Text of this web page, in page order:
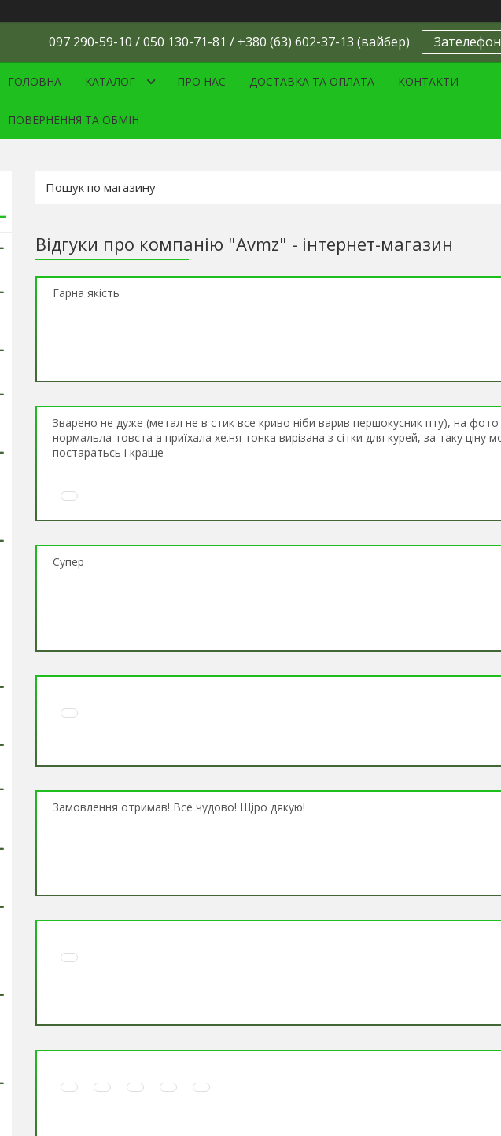
097 290-59-10 / 050 130-71-81 / +380 (63) 602-37-13 (вайбер)
ГОЛОВНА КАТАЛОГ ПРО НАС ДОСТАВКА ТА ОПЛАТА КОНТАКТИ
ПОВЕРНЕННЯ ТА ОБМІН
Відгуки про компанію "Avmz" - інтернет-магазин
Гарна якість
Зварено не дуже (метал не в стик все криво ніби варив першокусник пту), на фото
нормальла товста а приїхала хе.ня тонка вирізана з сітки для курей, за таку ціну
постаратьсь і краще
Супер
Замовлення отримав! Все чудово! Щіро дякую!